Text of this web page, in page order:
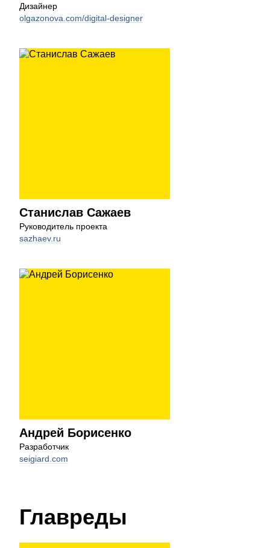
Дизайнер
olgazonova.com/digital-designer
Станислав Сажаев
Руководитель проекта
sazhaev.ru
Андрей Борисенко
Разработчик
seigiard.com
Главреды